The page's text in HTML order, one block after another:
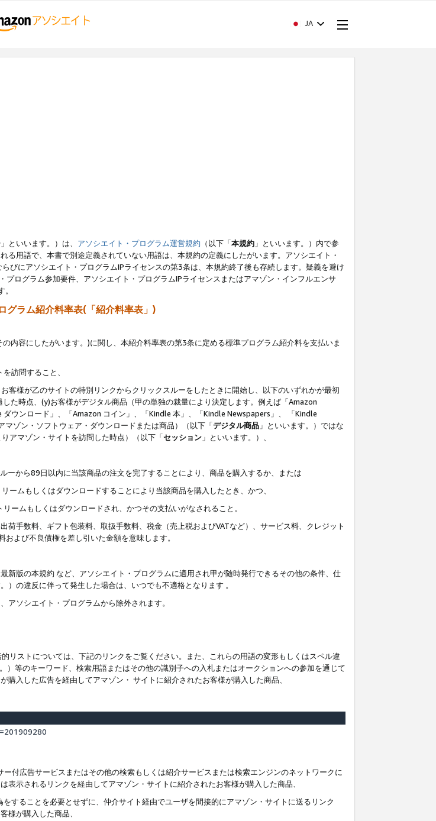
JA
」といいます。）は、 アソシエイト・プログラム運営規約 （以下「本規約 」といいます。）内で参
用語で、本書で別途定義されていない用語は、本規約の定義にしたがいます。アソシエイト・
びにアソシエイト・プログラムIPライセンスの第3条は、本規約終了後も存続します。疑義を避け
ログラム参加要件、アソシエイト・プログラムIPライセンスまたはアマゾン・インフルエンサ
グラム紹介料率表(「紹介料率表」)
内容にしたがいます。)に関し、本紹介料率表の第3条に定める標準プログラム紹介料を支払いま
訪問すること、
客様が乙のサイトの特別リンクからクリックスルーをしたときに開始し、以下のいずれかが最初
た時点、(y)お客様がデジタル商品（甲の単独の裁量により決定します。例えば「Amazon
ウンロード」、「Amazon コイン」、「Kindle 本」、「Kindle Newspapers」、 「Kindle
ゾン・ソフトウェア・ダウンロードまたは商品）（以下「デジタル商品 」といいます。）ではな
アマゾン・サイトを訪問した時点）（以下「セッション 」といいます。）、
から89日以内に当該商品の注文を完了することにより、商品を購入するか、または
ムもしくはダウンロードすることにより当該商品を購入したとき、かつ、
ームもしくはダウンロードされ、かつその支払いがなされること。
荷手数料、ギフト包装料、取扱手数料、税金（売上税およびVATなど）、サービス料、クレジット
よび不良債権を差し引いた金額を意味します。
版の本規約 など、アソシエイト・プログラムに適用され甲が随時発行できるその他の条件、仕
）の違反に伴って発生した場合は、いつでも不適格となります 。
アソシエイト・プログラムから除外されます。
リストについては、下記のリンクをご覧ください。また、これらの用語の変形もしくはスペル違
等のキーワード、検索用語またはその他の識別子への入札またはオークションへの参加を通じて
購入した広告を経由してアマゾン・ サイトに紹介されたお客様が購入した商品、
付広告サービスまたはその他の検索もしくは紹介サービスまたは検索エンジンのネットワークに
表示されるリンクを経由してアマゾン・サイトに紹介されたお客様が購入した商品、
することを必要とせずに、仲介サイト経由でユーザを間接的にアマゾン・サイトに送るリンク
様が購入した商品、